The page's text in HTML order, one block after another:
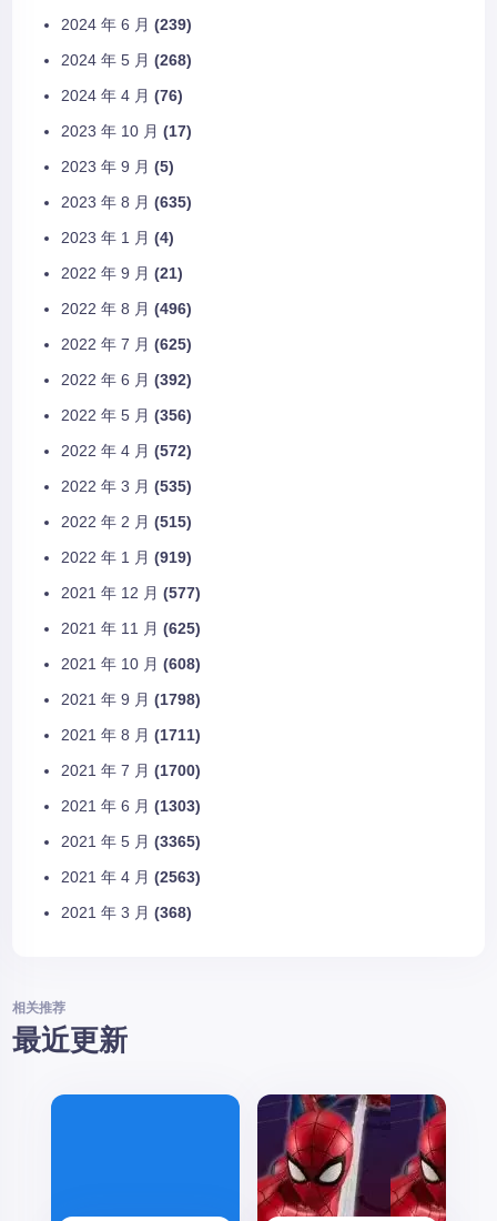
2024 年 6 月 (239)
2024 年 5 月 (268)
2024 年 4 月 (76)
2023 年 10 月 (17)
2023 年 9 月 (5)
2023 年 8 月 (635)
2023 年 1 月 (4)
2022 年 9 月 (21)
2022 年 8 月 (496)
2022 年 7 月 (625)
2022 年 6 月 (392)
2022 年 5 月 (356)
2022 年 4 月 (572)
2022 年 3 月 (535)
2022 年 2 月 (515)
2022 年 1 月 (919)
2021 年 12 月 (577)
2021 年 11 月 (625)
2021 年 10 月 (608)
2021 年 9 月 (1798)
2021 年 8 月 (1711)
2021 年 7 月 (1700)
2021 年 6 月 (1303)
2021 年 5 月 (3365)
2021 年 4 月 (2563)
2021 年 3 月 (368)
相关推荐
最近更新